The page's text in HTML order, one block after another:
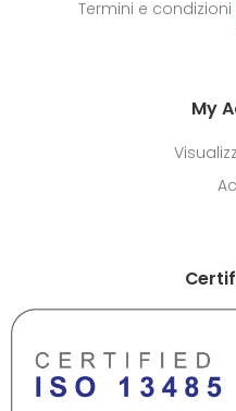
Termini e condizioni
My
DIMENSIONE TESTO